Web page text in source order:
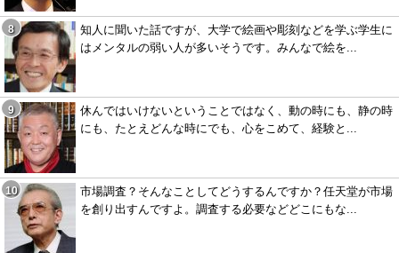
知人に聞いた話ですが、大学で絵画や彫刻などを学ぶ学生に
はメンタルの弱い人が多いそうです。みんなで絵を...
休んではいけないということではなく、動の時にも、静の時
にも、たとえどんな時にでも、心をこめて、経験と...
市場調査？そんなことしてどうするんですか？任天堂が市場
を創り出すんですよ。調査する必要などどこにもな...